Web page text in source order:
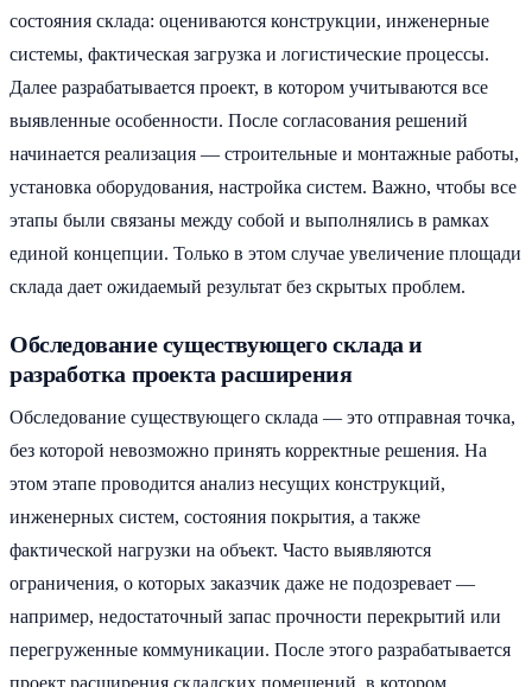
состояния склада: оцениваются конструкции, инженерные
системы, фактическая загрузка и логистические процессы.
Далее разрабатывается проект, в котором учитываются все
выявленные особенности. После согласования решений
начинается реализация — строительные и монтажные работы,
установка оборудования, настройка систем. Важно, чтобы все
этапы были связаны между собой и выполнялись в рамках
единой концепции. Только в этом случае увеличение площади
склада дает ожидаемый результат без скрытых проблем.
Обследование существующего склада и
разработка проекта расширения
Обследование существующего склада — это отправная точка,
без которой невозможно принять корректные решения. На
этом этапе проводится анализ несущих конструкций,
инженерных систем, состояния покрытия, а также
фактической нагрузки на объект. Часто выявляются
ограничения, о которых заказчик даже не подозревает —
например, недостаточный запас прочности перекрытий или
перегруженные коммуникации. После этого разрабатывается